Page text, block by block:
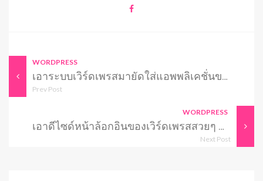
WORDPRESS
เอาระบบเวิร์ดเพรสมายัดใส่แอพพลิเคชั่นของเรา
Prev Post
WORDPRESS
เอาดีไซด์หน้าล้อกอินของเวิร์ดเพรสสวยๆ มาให้ดู
Next Post